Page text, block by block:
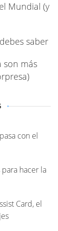
Mundial (y
saber
son más
con el
para hacer la
Card, el